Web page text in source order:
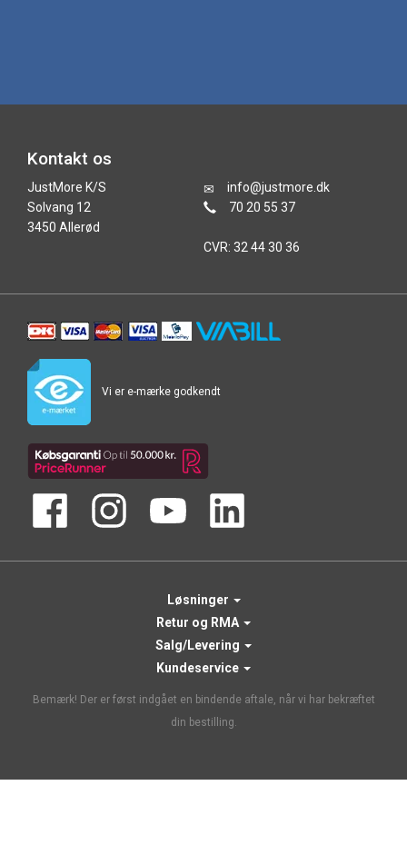
Kontakt os
JustMore K/S
Solvang 12
3450 Allerød
info@justmore.dk
70 20 55 37
CVR: 32 44 30 36
Vi er e-mærke godkendt
Løsninger
Retur og RMA
Salg/Levering
Kundeservice
Bemærk! Der er først indgået en bindende aftale, når vi har bekræftet
din bestilling.